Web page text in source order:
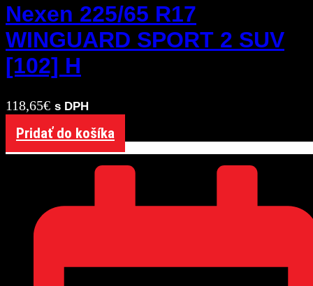
Nexen 225/65 R17
WINGUARD SPORT 2 SUV
[102] H
118,65€ s DPH
Pridať do košíka